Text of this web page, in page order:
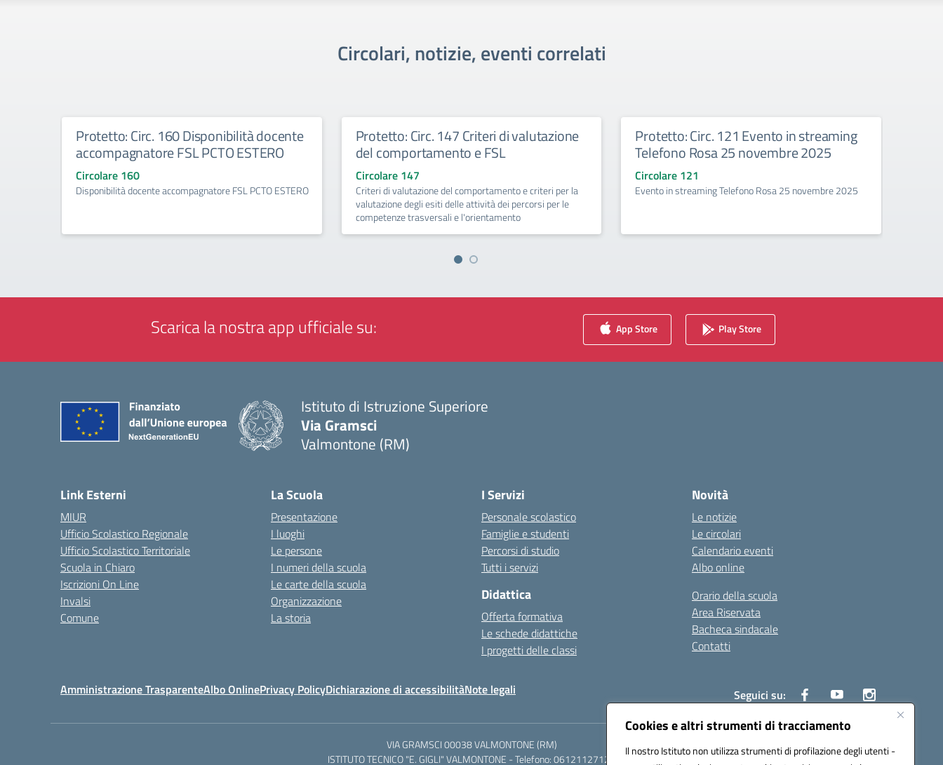
Cookies e altri strumenti di tracciamento
Il nostro Istituto non utilizza strumenti di profilazione degli utenti -
Circolari, notizie, eventi correlati
Protetto: Circ. 160 Disponibilità docente
accompagnatore FSL PCTO ESTERO
Circolare 160
Disponibilità docente accompagnatore FSL PCTO ESTERO
Protetto: Circ. 147 Criteri di valutazione
del comportamento e FSL
Circolare 147
Criteri di valutazione del comportamento e criteri per la
valutazione degli esiti delle attività dei percorsi per le
competenze trasversali e l'orientamento
Protetto: Circ. 121 Evento in streaming
Telefono Rosa 25 novembre 2025
Circolare 121
Evento in streaming Telefono Rosa 25 novembre 2025
Scarica la nostra app ufficiale su: App Store Play Store
Istituto di Istruzione Superiore
Via Gramsci
Valmontone (RM)
Link Esterni
MIUR
Ufficio Scolastico Regionale
Ufficio Scolastico Territoriale
Scuola in Chiaro
Iscrizioni On Line
Invalsi
Comune
La Scuola
Presentazione
I luoghi
Le persone
I numeri della scuola
Le carte della scuola
Organizzazione
La storia
I Servizi
Personale scolastico
Famiglie e studenti
Percorsi di studio
Tutti i servizi
Didattica
Offerta formativa
Le schede didattiche
I progetti delle classi
Novità
Le notizie
Le circolari
Calendario eventi
Albo online
Orario della scuola
Area Riservata
Bacheca sindacale
Contatti
Amministrazione TrasparenteAlbo OnlinePrivacy PolicyDichiarazione di accessibilitàNote legali Seguici su:
VIA GRAMSCI 00038 VALMONTONE (RM)
ISTITUTO TECNICO "E. GIGLI" VALMONTONE - Telefono: 06121127125